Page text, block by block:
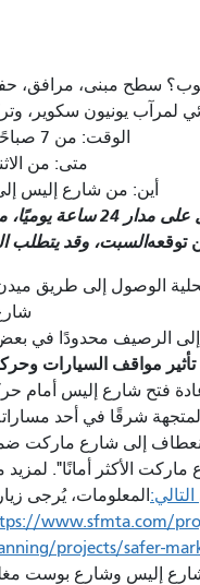
سطح مبنى، مرافق،
لمرآب يونيون سكوير،
الوقت: من 7 صباحًا إلى 11 مساءً.
متى: من
أين: من شارع إليس
قد تمتد ساعات العمل على مدار
السبت، وقد يتطلبتوقعه
الوصول إلى طريق
الرصيف محدودًا في بعض
تأثير مواقف السيارات
فتح شارع إليس أمام
شرقًا في أحد
إلى شارع ماركت
الأكثر أمانًا". لمزيد
المعلومات، يُرجى
www.sfmta.com/
projects/safer-
إليس وشارع بوست